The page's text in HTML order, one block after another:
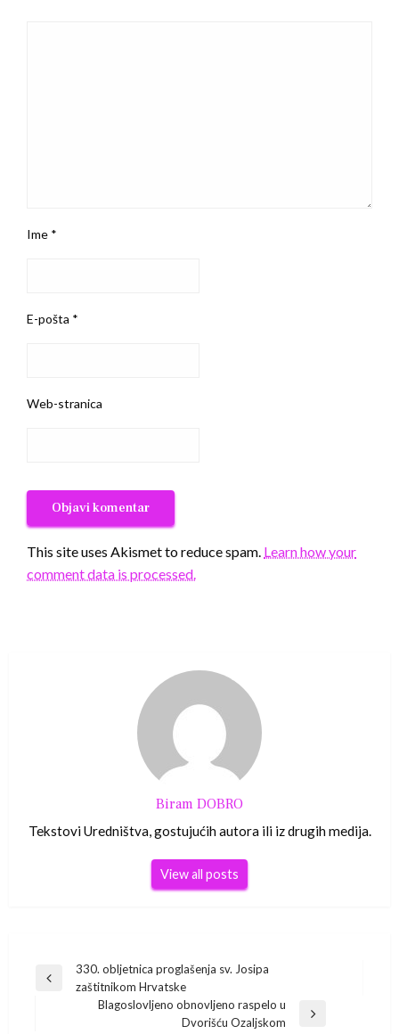
Ime *
E-pošta *
Web-stranica
This site uses Akismet to reduce spam. Learn how your
comment data is processed.
Biram DOBRO
Tekstovi Uredništva, gostujućih autora ili iz drugih medija.
View all posts
Navigacija
objava
Previous
330. obljetnica proglašenja sv. Josipa
zaštitnikom Hrvatske
Blagoslovljeno obnovljeno raspelo u
Dvorišću Ozaljskom